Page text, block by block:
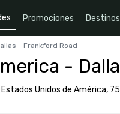
Promociones Destinos
- Frankford Road
-
Unidos de América,